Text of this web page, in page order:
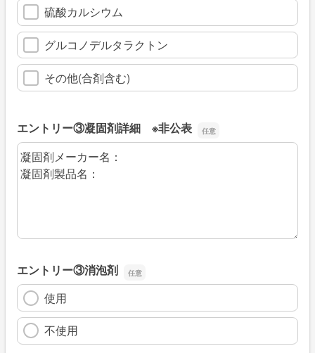
硫酸カルシウム
グルコノデルタラクトン
その他(合剤含む)
エントリー③凝固剤詳細 ※非公表
エントリー③凝固剤詳細 ※非公表
エントリー③消泡剤
使用
不使用